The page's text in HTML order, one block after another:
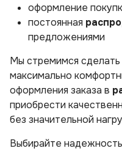
оформление
постоянная
предложениями
Мы стремимся сделать
максимально
оформления заказа в
приобрести
без значительной
Выбирайте